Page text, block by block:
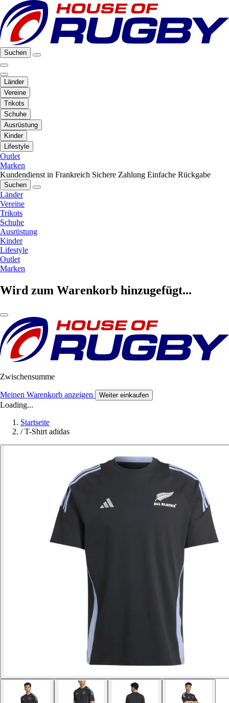
Suchen
Länder
Vereine
Trikots
Schuhe
Ausrüstung
Kinder
Lifestyle
Outlet
Marken
Kundendienst in Frankreich Sichere Zahlung Einfache Rückgabe
Suchen
Länder
Vereine
Trikots
Schuhe
Ausrüstung
Kinder
Lifestyle
Outlet
Marken
Wird zum Warenkorb hinzugefügt...
Zwischensumme
Meinen Warenkorb anzeigen Weiter einkaufen
Loading...
Startseite
/ T-Shirt adidas